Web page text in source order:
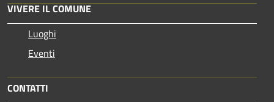
VIVERE IL COMUNE
Luoghi
Eventi
CONTATTI